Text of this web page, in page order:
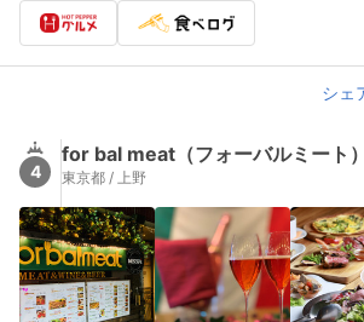
シェ
4
for bal meat（フォーバルミート）
東京都 / 上野